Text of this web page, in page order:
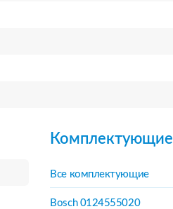
Комплектующие
Все комплектующие
Bosch 0124555020